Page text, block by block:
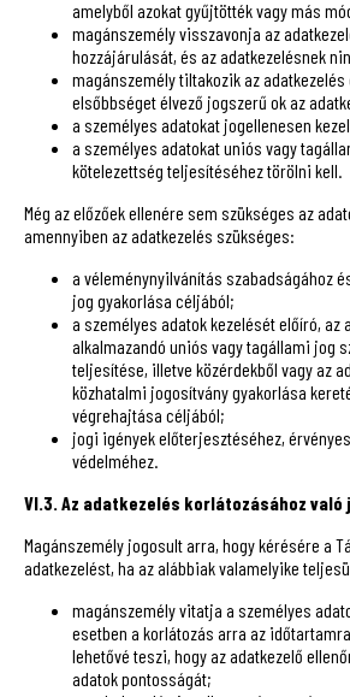
amelyből azokat gyűjtötték vagy más
magánszemély visszavonja az
hozzájárulását, és az adatkezelésnek
magánszemély tiltakozik az
elsőbbséget élvező jogszerű ok az
a személyes adatokat jogellenesen
a személyes adatokat uniós vagy
kötelezettség teljesítéséhez törölni kell.
Még az előzőek ellenére sem szükséges az
amennyiben az adatkezelés szükséges:
a véleménynyilvánítás szabadságához
jog gyakorlása céljából;
a személyes adatok kezelését előíró, az
alkalmazandó uniós vagy tagállami jog
teljesítése, illetve közérdekből vagy az
közhatalmi jogosítvány gyakorlása
végrehajtása céljából;
jogi igények előterjesztéséhez,
védelméhez.
VI.3. Az adatkezelés korlátozásához való
Magánszemély jogosult arra, hogy kérésére a
adatkezelést, ha az alábbiak valamelyike
magánszemély vitatja a személyes
esetben a korlátozás arra az
lehetővé teszi, hogy az adatkezelő
adatok pontosságát;